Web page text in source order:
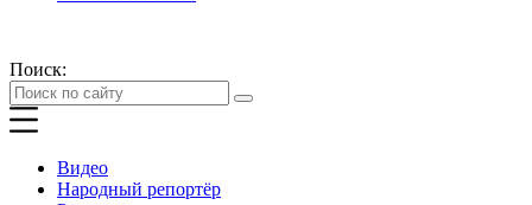
Поиск:
Видео
Народный репортёр